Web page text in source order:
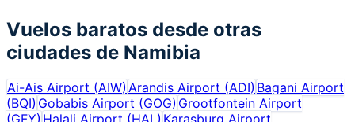
Vuelos baratos desde otras
ciudades de Namibia
Ai-Ais Airport (AIW) Arandis Airport (ADI) Bagani Airport
(BQI) Gobabis Airport (GOG) Grootfontein Airport
(GFY) Halali Airport (HAL) Karasburg Airport